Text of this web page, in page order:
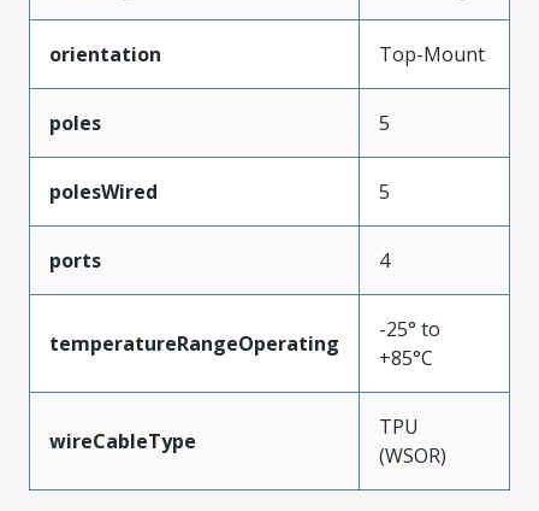
orientation Top-Mount
poles 5
polesWired 5
ports 4
temperatureRangeOperating
-25° to
+85°C
wireCableType
TPU
(WSOR)